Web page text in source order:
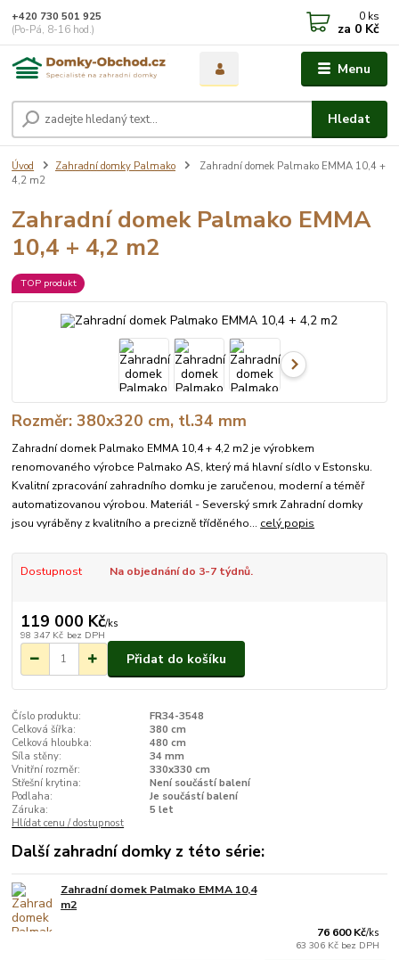
Menu
Hledat
+420 730 501 925
(Po-Pá, 8-16 hod.)
0 ks
za 0 Kč
Úvod Zahradní domky Palmako
Zahradní domek Palmako EMMA 10,4 +
4,2 m2
Zahradní domek Palmako EMMA
10,4 + 4,2 m2
TOP produkt
Rozměr: 380x320 cm, tl.34 mm
Zahradní domek Palmako EMMA 10,4 + 4,2 m2 je výrobkem
renomovaného výrobce Palmako AS, který má hlavní sídlo v Estonsku.
Kvalitní zpracování zahradního domku je zaručenou, moderní a téměř
automatizovanou výrobou. Materiál - Severský smrk Zahradní domky
jsou vyráběny z kvalitního a precizně tříděného... celý popis
Dostupnost Na objednání do 3-7 týdnů.
119 000 Kč/ks
98 347 Kč bez DPH
Přidat do košíku
Číslo produktu:
FR34-3548
Celková šířka:
380 cm
Celková hloubka:
480 cm
Síla stěny:
34 mm
Vnitřní rozměr:
330x330 cm
Střešní krytina:
Není součástí balení
Podlaha:
Je součástí balení
Záruka:
5 let
Hlídat cenu / dostupnost
Další zahradní domky z této série:
Zahradní domek Palmako EMMA 10,4
m2
76 600 Kč/ks
63 306 Kč bez DPH